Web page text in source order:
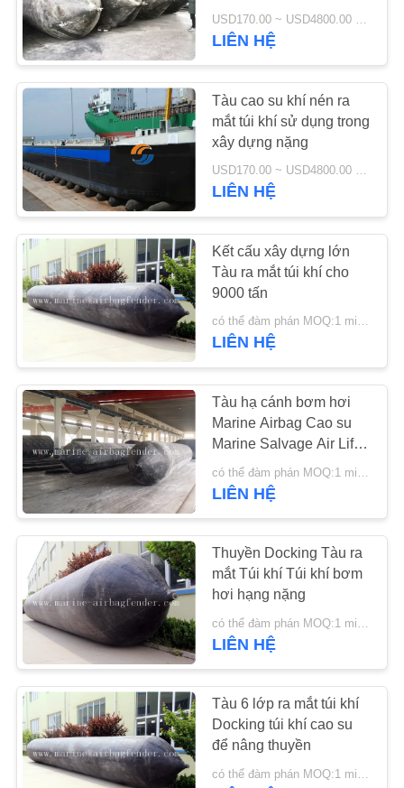
YÊU
CẦU
ĐẶT
SƠ
ĐỒ
TRANG
WEB
PRIVACY
Tàu ra mắt túi khí
Túi khí cứu hộ hàng
hải
29
Túi khí hàng hải
31
Thuyền nâng túi khí
25
USD170.00 ~ USD4800.00 Negotiable MOQ:1pcs
LIÊN HỆ
Tàu cao su khí nén ra
mắt túi khí sử dụng trong
xây dựng nặng
USD170.00 ~ USD4800.00 Negotiable MOQ:1pcs
LIÊN HỆ
Kết cấu xây dựng lớn
Tàu ra mắt túi khí cho
9000 tấn
có thể đàm phán MOQ:1 miếng
LIÊN HỆ
Tàu hạ cánh bơm hơi
Marine Airbag Cao su
Marine Salvage Air Lift
Bag
LIÊN HỆ
Thuyền Docking Tàu ra
mắt Túi khí Túi khí bơm
hơi hạng nặng
có thể đàm phán MOQ:1 miếng
LIÊN HỆ
Tàu 6 lớp ra mắt túi khí
Docking túi khí cao su
để nâng thuyền
có thể đàm phán MOQ:1 miếng